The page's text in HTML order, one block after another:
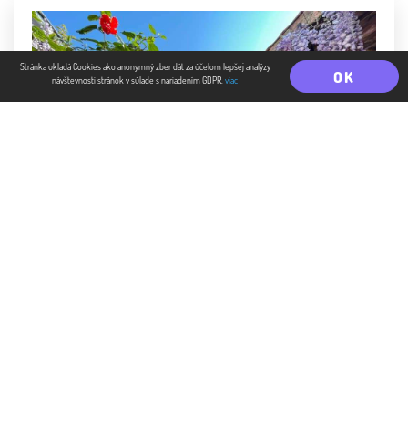
OK
Stránka ukladá Cookies ako anonymný zber dát za účelom lepšej analýzy
návštevnosti stránok v súlade s nariadením GDPR. viac